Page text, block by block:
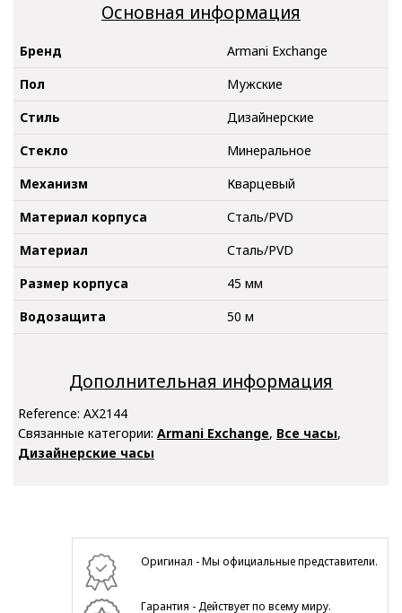
Основная информация
Бренд
Armani Exchange
Пол
Мужские
Стиль
Дизайнерские
Стекло
Минеральное
Механизм
Кварцевый
Материал корпуса
Сталь/PVD
Материал
Сталь/PVD
Размер корпуса
45 мм
Водозащита
50 м
Дополнительная информация
Reference: AX2144
Связанные категории: Armani Exchange, Все часы,
Дизайнерские часы
Оригинал - Мы официальные представители.
Гарантия - Действует по всему миру.